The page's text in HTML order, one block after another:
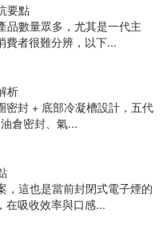
要點
品數量眾多，尤其是一代主
費者很難分辨，以下...
析
密封 + 底部冷凝槽設計，五代
倉密封、氣...
，這也是當前封閉式電子煙的
在吸收效率與口感...